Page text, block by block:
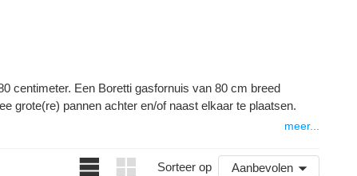
centimeter. Een Boretti gasfornuis van 80 cm breed
grote(re) pannen achter en/of naast elkaar te plaatsen.
meer...
Sorteer op Aanbevolen